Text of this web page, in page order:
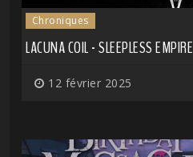
Chroniques
LACUNA COIL - SLEEPLESS EMPIRE
12 février 2025